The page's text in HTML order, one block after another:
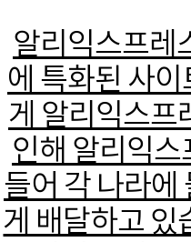
알리익스프레
에 특화된 사
게 알리익스프
인해 알리익
들어 각 나라에
게 배달하고 있